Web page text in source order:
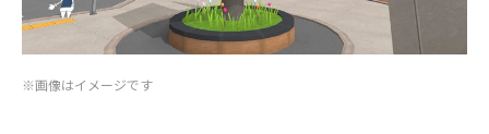
※画像はイメージです